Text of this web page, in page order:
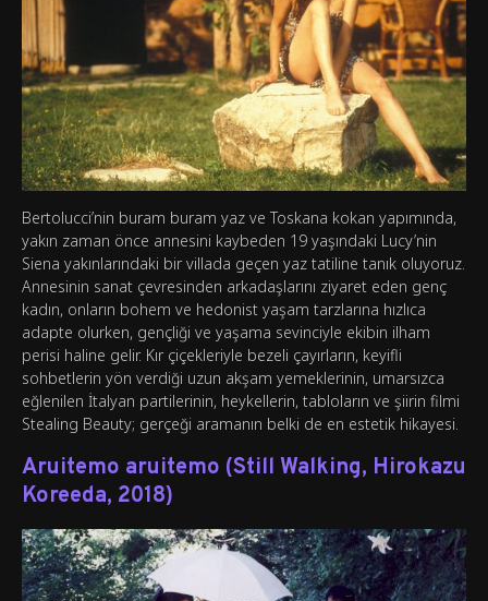
Bertolucci’nin buram buram yaz ve Toskana kokan yapımında,
yakın zaman önce annesini kaybeden 19 yaşındaki Lucy’nin
Siena yakınlarındaki bir villada geçen yaz tatiline tanık oluyoruz.
Annesinin sanat çevresinden arkadaşlarını ziyaret eden genç
kadın, onların bohem ve hedonist yaşam tarzlarına hızlıca
adapte olurken, gençliği ve yaşama sevinciyle ekibin ilham
perisi haline gelir. Kır çiçekleriyle bezeli çayırların, keyifli
sohbetlerin yön verdiği uzun akşam yemeklerinin, umarsızca
eğlenilen İtalyan partilerinin, heykellerin, tabloların ve şiirin filmi
Stealing Beauty; gerçeği aramanın belki de en estetik hikayesi.
Aruitemo aruitemo (Still Walking, Hirokazu
Koreeda, 2018)